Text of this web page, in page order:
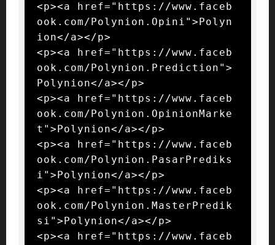
<p><a href="https://www.faceb
ook.com/Polynion.Opini">Polyn
ion</a></p>
<p><a href="https://www.faceb
ook.com/Polynion.Prediction">
Polynion</a></p>
<p><a href="https://www.faceb
ook.com/Polynion.OpinionMarke
t">Polynion</a></p>
<p><a href="https://www.faceb
ook.com/Polynion.PasarPrediks
i">Polynion</a></p>
<p><a href="https://www.faceb
ook.com/Polynion.MasterPredik
si">Polynion</a></p>
<p><a href="https://www.faceb